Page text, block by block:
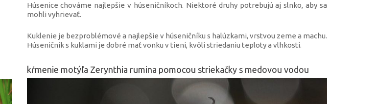
Húsenice chováme najlepšie v húseničníkoch. Niektoré druhy potrebujú aj slnko, aby sa
mohli vyhrievať.
Kuklenie je bezproblémové a najlepšie v húseničníku s halúzkami, vrstvou zeme a machu.
Húseničník s kuklami je dobré mať vonku v tieni, kvôli striedaniu teploty a vlhkosti.
kŕmenie motýľa Zerynthia rumina pomocou striekačky s medovou vodou